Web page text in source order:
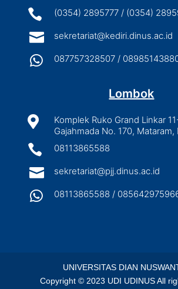
 (0354) 2895777 / (0354)
 sekretariat@kediri.dinus.ac.id
 087757328507 /
Lombok

Komplek Ruko Grand Linkar
Gajahmada No. 170, Mataram,
 08113865588
 sekretariat@pjj.dinus.ac.id
 08113865588 /
UNIVERSITAS DIAN
Copyright © 2023 UDI UDINUS All